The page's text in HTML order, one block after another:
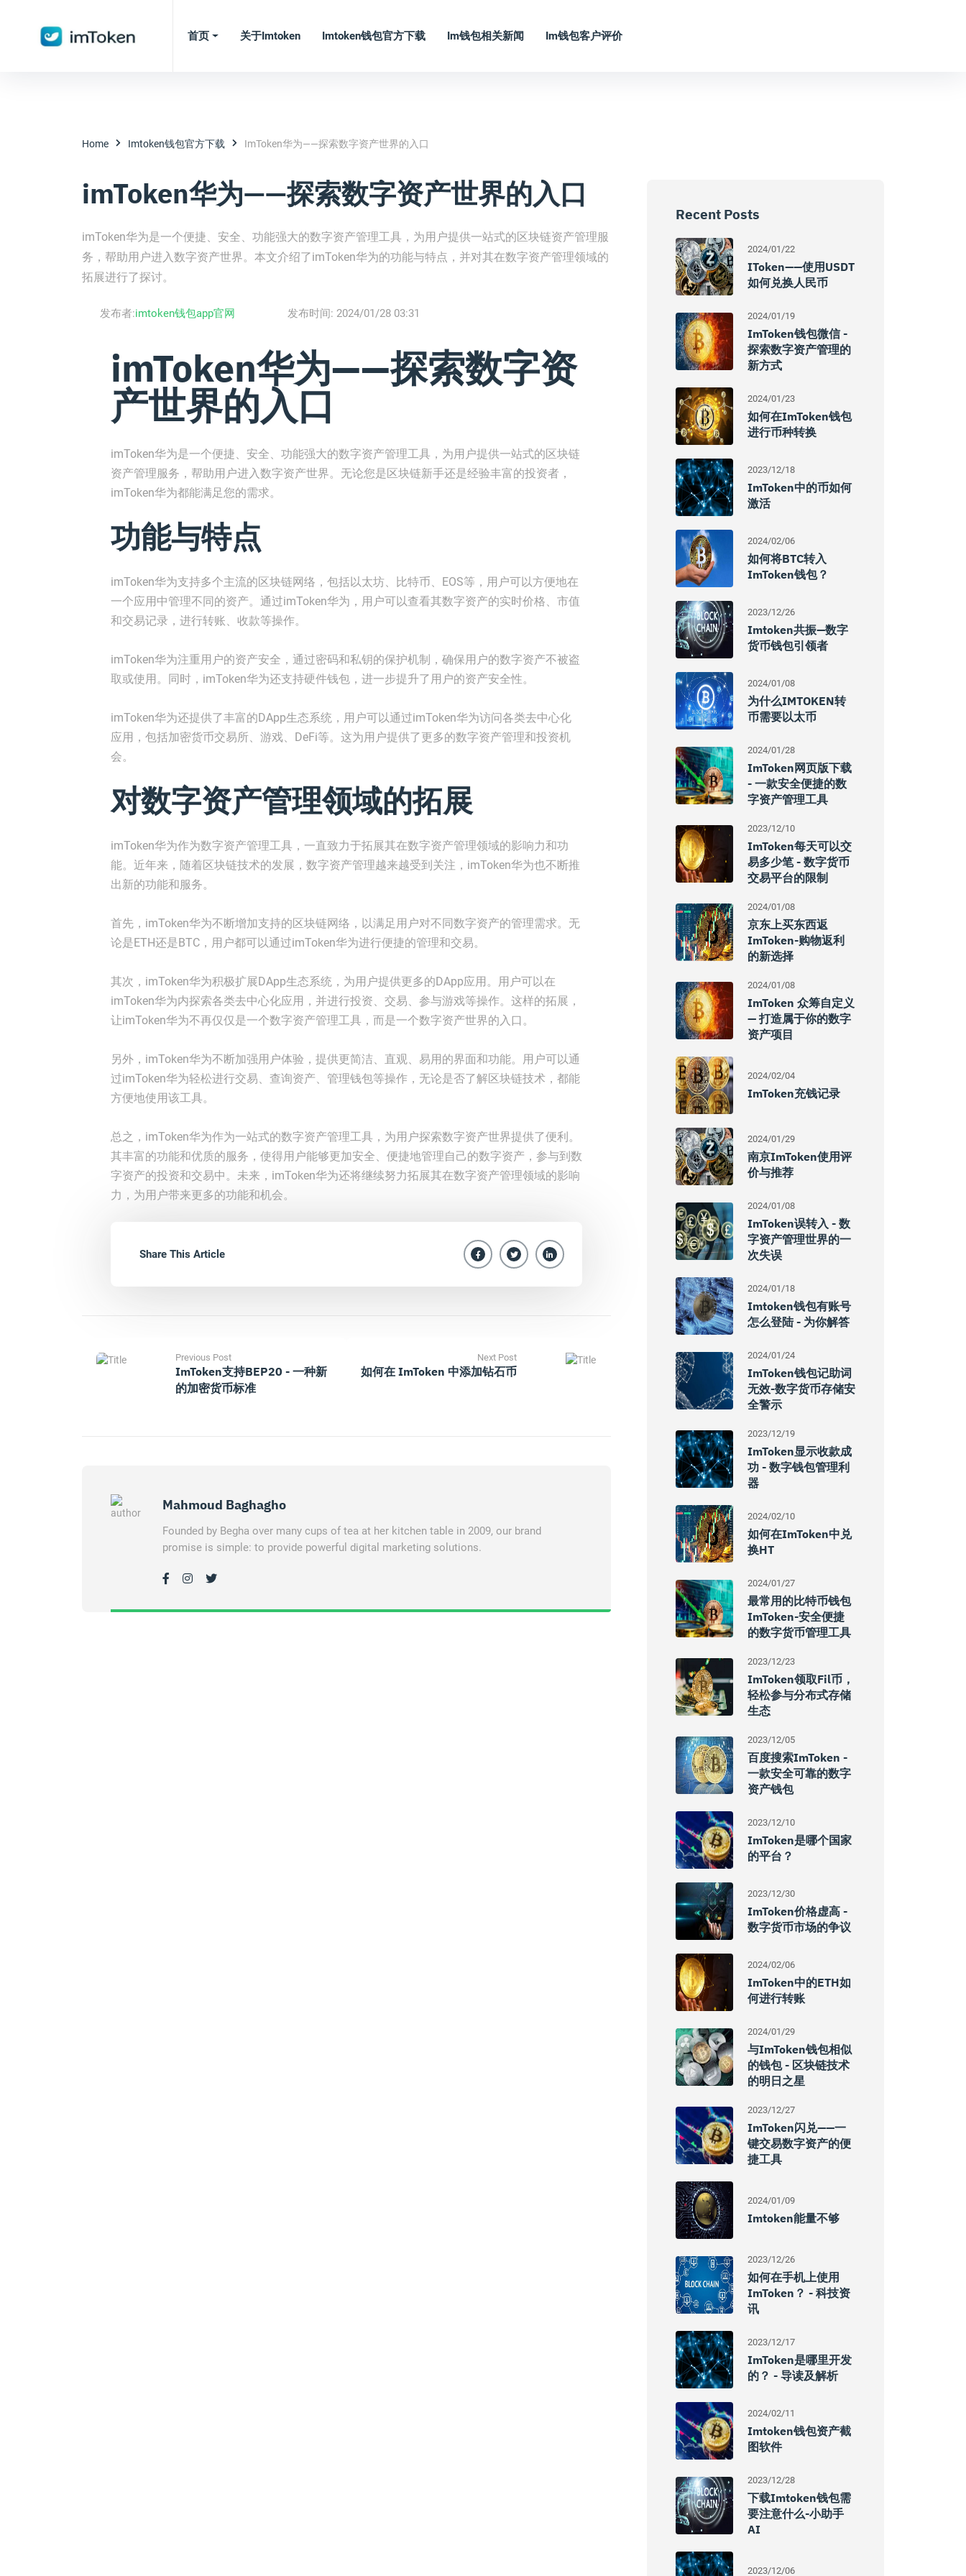
首页 关于imtoken Imtoken钱包官方下载 Im钱包相关新闻 Im钱包客户评价
Home Imtoken钱包官方下载 ImToken华为——探索数字资产世界的入口
imToken华为——探索数字资产世界的入口
imToken华为是一个便捷、安全、功能强大的数字资产管理工具，为用户提供一站式的区块链资产管理服
务，帮助用户进入数字资产世界。本文介绍了imToken华为的功能与特点，并对其在数字资产管理领域的
拓展进行了探讨。
发布者:imtoken钱包app官网 发布时间: 2024/01/28 03:31
imToken华为——探索数字资
产世界的入口
imToken华为是一个便捷、安全、功能强大的数字资产管理工具，为用户提供一站式的区块链
资产管理服务，帮助用户进入数字资产世界。无论您是区块链新手还是经验丰富的投资者，
imToken华为都能满足您的需求。
功能与特点
imToken华为支持多个主流的区块链网络，包括以太坊、比特币、EOS等，用户可以方便地在
一个应用中管理不同的资产。通过imToken华为，用户可以查看其数字资产的实时价格、市值
和交易记录，进行转账、收款等操作。
imToken华为注重用户的资产安全，通过密码和私钥的保护机制，确保用户的数字资产不被盗
取或使用。同时，imToken华为还支持硬件钱包，进一步提升了用户的资产安全性。
imToken华为还提供了丰富的DApp生态系统，用户可以通过imToken华为访问各类去中心化
应用，包括加密货币交易所、游戏、DeFi等。这为用户提供了更多的数字资产管理和投资机
会。
对数字资产管理领域的拓展
imToken华为作为数字资产管理工具，一直致力于拓展其在数字资产管理领域的影响力和功
能。近年来，随着区块链技术的发展，数字资产管理越来越受到关注，imToken华为也不断推
出新的功能和服务。
首先，imToken华为不断增加支持的区块链网络，以满足用户对不同数字资产的管理需求。无
论是ETH还是BTC，用户都可以通过imToken华为进行便捷的管理和交易。
其次，imToken华为积极扩展DApp生态系统，为用户提供更多的DApp应用。用户可以在
imToken华为内探索各类去中心化应用，并进行投资、交易、参与游戏等操作。这样的拓展，
让imToken华为不再仅仅是一个数字资产管理工具，而是一个数字资产世界的入口。
另外，imToken华为不断加强用户体验，提供更简洁、直观、易用的界面和功能。用户可以通
过imToken华为轻松进行交易、查询资产、管理钱包等操作，无论是否了解区块链技术，都能
方便地使用该工具。
总之，imToken华为作为一站式的数字资产管理工具，为用户探索数字资产世界提供了便利。
其丰富的功能和优质的服务，使得用户能够更加安全、便捷地管理自己的数字资产，参与到数
字资产的投资和交易中。未来，imToken华为还将继续努力拓展其在数字资产管理领域的影响
力，为用户带来更多的功能和机会。
Share This Article
Previous Post
ImToken支持BEP20 - 一种新
的加密货币标准
Next Post
如何在 ImToken 中添加钻石币
Mahmoud Baghagho
Founded by Begha over many cups of tea at her kitchen table in 2009, our brand
promise is simple: to provide powerful digital marketing solutions.
Recent Posts
2024/01/22
IToken——使用USDT
如何兑换人民币
2024/01/19
ImToken钱包微信 -
探索数字资产管理的
新方式
2024/01/23
如何在imToken钱包
进行币种转换
2023/12/18
ImToken中的币如何
激活
2024/02/06
如何将BTC转入
ImToken钱包？
2023/12/26
Imtoken共振—数字
货币钱包引领者
2024/01/08
为什么IMTOKEN转
币需要以太币
2024/01/28
ImToken网页版下载
- 一款安全便捷的数
字资产管理工具
2023/12/10
ImToken每天可以交
易多少笔 - 数字货币
交易平台的限制
2024/01/08
京东上买东西返
ImToken-购物返利
的新选择
2024/01/08
ImToken 众筹自定义
— 打造属于你的数字
资产项目
2024/02/04
ImToken充钱记录
2024/01/29
南京imToken使用评
价与推荐
2024/01/08
ImToken误转入 - 数
字资产管理世界的一
次失误
2024/01/18
Imtoken钱包有账号
怎么登陆 - 为你解答
2024/01/24
ImToken钱包记助词
无效-数字货币存储安
全警示
2023/12/19
ImToken显示收款成
功 - 数字钱包管理利
器
2024/02/10
如何在imToken中兑
换HT
2024/01/27
最常用的比特币钱包
ImToken-安全便捷
的数字货币管理工具
2023/12/23
ImToken领取Fil币，
轻松参与分布式存储
生态
2023/12/05
百度搜索imToken -
一款安全可靠的数字
资产钱包
2023/12/10
ImToken是哪个国家
的平台？
2023/12/30
ImToken价格虚高 -
数字货币市场的争议
2024/02/06
ImToken中的ETH如
何进行转账
2024/01/29
与imToken钱包相似
的钱包 - 区块链技术
的明日之星
2023/12/27
ImToken闪兑——一
键交易数字资产的便
捷工具
2024/01/09
Imtoken能量不够
2023/12/26
如何在手机上使用
ImToken？ - 科技资
讯
2023/12/17
ImToken是哪里开发
的？ - 导读及解析
2024/02/11
Imtoken钱包资产截
图软件
2023/12/28
下载imtoken钱包需
要注意什么-小助手
AI
2023/12/06